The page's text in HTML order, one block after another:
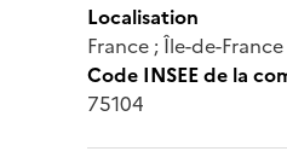
Localisation
France ; Île-de-
Code INSEE de la
75104